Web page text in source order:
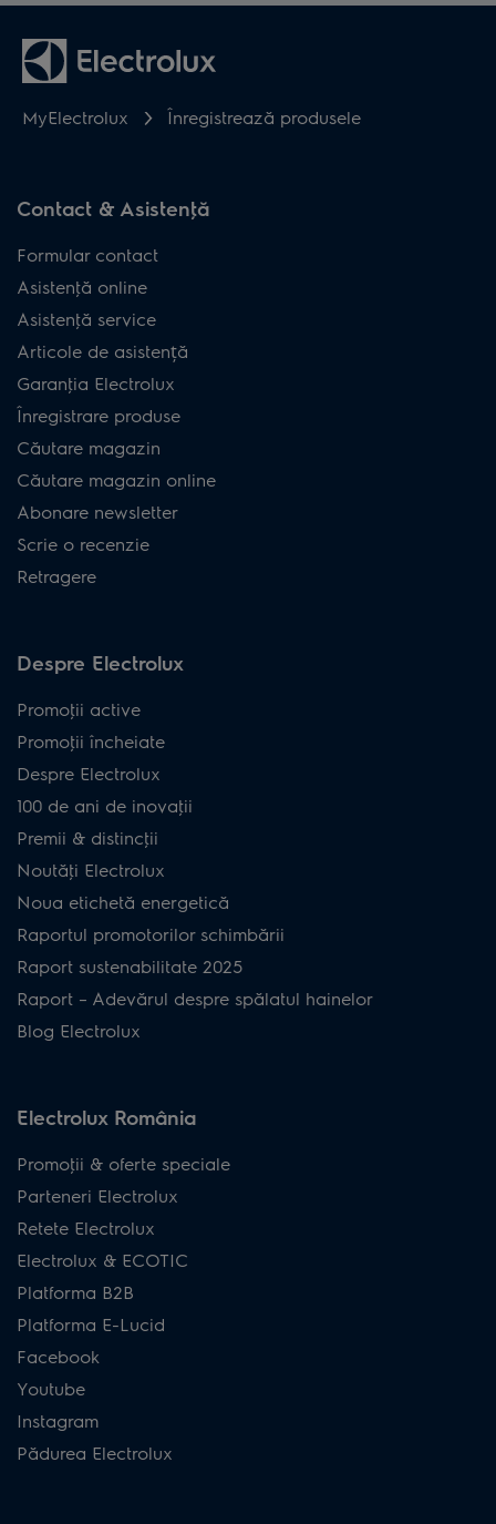
MyElectrolux Înregistrează produsele
Contact & Asistenţă
Formular contact
Asistenţă online
Asistenţă service
Articole de asistență
Garanţia Electrolux
Înregistrare produse
Căutare magazin
Căutare magazin online
Abonare newsletter
Scrie o recenzie
Retragere
Despre Electrolux
Promoţii active
Promoţii încheiate
Despre Electrolux
100 de ani de inovaţii
Premii & distincţii
Noutăţi Electrolux
Noua etichetă energetică
Raportul promotorilor schimbării
Raport sustenabilitate 2025
Raport – Adevărul despre spălatul hainelor
Blog Electrolux
Electrolux România
Promoţii & oferte speciale
Parteneri Electrolux
Retete Electrolux
Electrolux & ECOTIC
Platforma B2B
Platforma E-Lucid
Facebook
Youtube
Instagram
Pădurea Electrolux